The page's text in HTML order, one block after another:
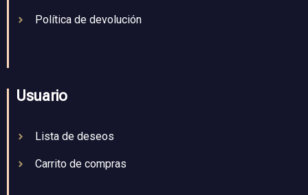
Política de devolución
Usuario
Lista de deseos
Carrito de compras